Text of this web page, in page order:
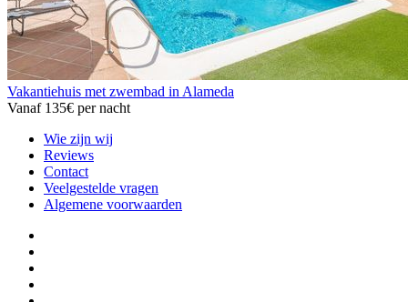
Vakantiehuis met zwembad in Alameda
Vanaf 135€ per nacht
Wie zijn wij
Reviews
Contact
Veelgestelde vragen
Algemene voorwaarden